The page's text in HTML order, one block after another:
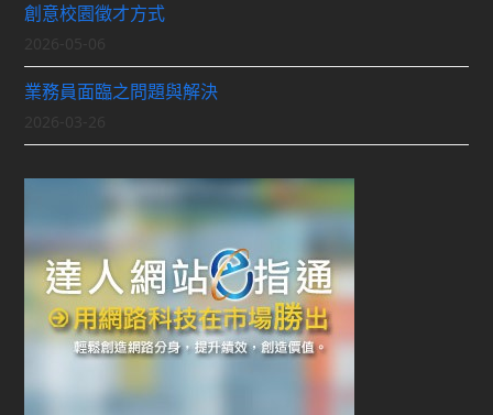
創意校園徵才方式
業務員面臨之問題與解決